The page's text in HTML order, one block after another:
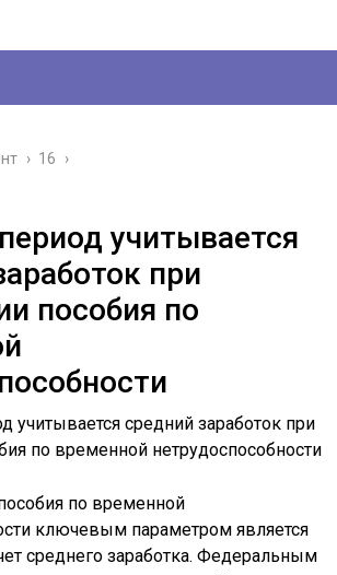
› 16 ›
учитывается
при
пособия по
по временной
ключевым параметром является
среднего заработка. Федеральным